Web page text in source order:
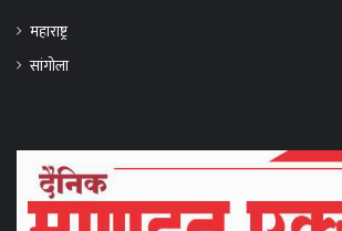
महाराष्ट्र
सांगोला